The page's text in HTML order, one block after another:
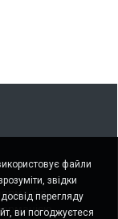
файли
звідки
перегляду
ви погоджуєтеся